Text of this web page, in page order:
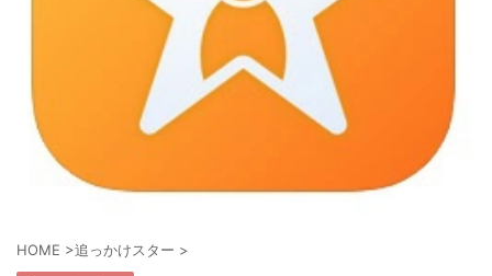
HOME >追っかけスター >